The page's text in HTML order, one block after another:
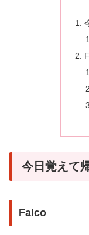
今日覚えて
Falco